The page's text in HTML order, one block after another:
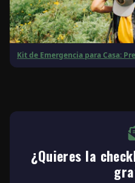
Kit de Emergencia para Casa:
¿Quieres la